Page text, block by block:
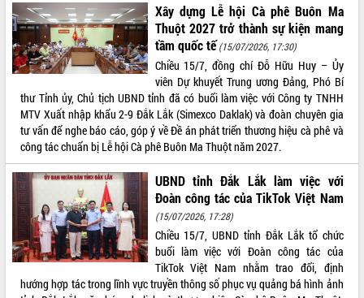
HĐND tỉnh thông qua điều chỉnh Quy
hoạch tỉnh thời kỳ 2021-2030
Hội thảo góp ý hồ sơ điều chỉnh quy
hoạch tỉnh Đắk Lắk thời kỳ 2021-2030,
tầm nhìn đến năm 2050
Nâng cao hiệu quả hoạt động của các
doanh nghiệp nhà nước
Hội nghị triển khai kết nối mạng
truyền số liệu chuyên dùng phục vụ cơ
quan Đảng, Nhà nước
Lễ phát động chuỗi hoạt động chung
tay làm sạch môi trường
Xã Ea Kar bước chuyển mình trong
công tác cải cách hành chính mô hình
mới
UBND tỉnh họp báo định kỳ tháng 4
năm 2026
Xây dựng Lễ hội Cà phê Buôn Ma
Thuột 2027 trở thành sự kiện mang
tầm quốc tế (15/07/2026, 17:30)
Chiều 15/7, đồng chí Đỗ Hữu Huy – Ủy
viên Dự khuyết Trung ương Đảng, Phó Bí
thư Tỉnh ủy, Chủ tịch UBND tỉnh đã có buổi làm việc với Công ty TNHH
MTV Xuất nhập khẩu 2-9 Đắk Lắk (Simexco Daklak) và đoàn chuyên gia
tư vấn để nghe báo cáo, góp ý về Đề án phát triển thương hiệu cà phê và
công tác chuẩn bị Lễ hội Cà phê Buôn Ma Thuột năm 2027.
UBND tỉnh Đắk Lắk làm việc với
Đoàn công tác của TikTok Việt Nam
(15/07/2026, 17:28)
Chiều 15/7, UBND tỉnh Đắk Lắk tổ chức
buổi làm việc với Đoàn công tác của
TikTok Việt Nam nhằm trao đổi, định
hướng hợp tác trong lĩnh vực truyền thông số phục vụ quảng bá hình ảnh